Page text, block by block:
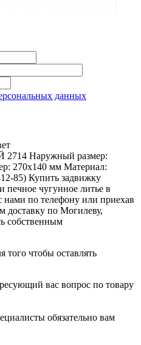
данных
Наружный размер:
270x140 мм Материал:
85) Купить задвижку
печное чугунное литье в
по телефону или приехав
доставку по Могилеву,
собственным
того чтобы оставлять
вас вопрос по товару
обязательно вам